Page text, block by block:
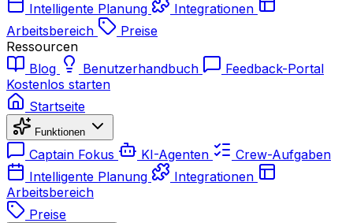
Intelligente Planung
Integrationen
Arbeitsbereich
Preise
Ressourcen
Blog
Benutzerhandbuch
Feedback-Portal
Kostenlos starten
Startseite
Funktionen
Captain Fokus KI-Agenten
Crew-Aufgaben
Intelligente Planung
Integrationen
Arbeitsbereich
Preise